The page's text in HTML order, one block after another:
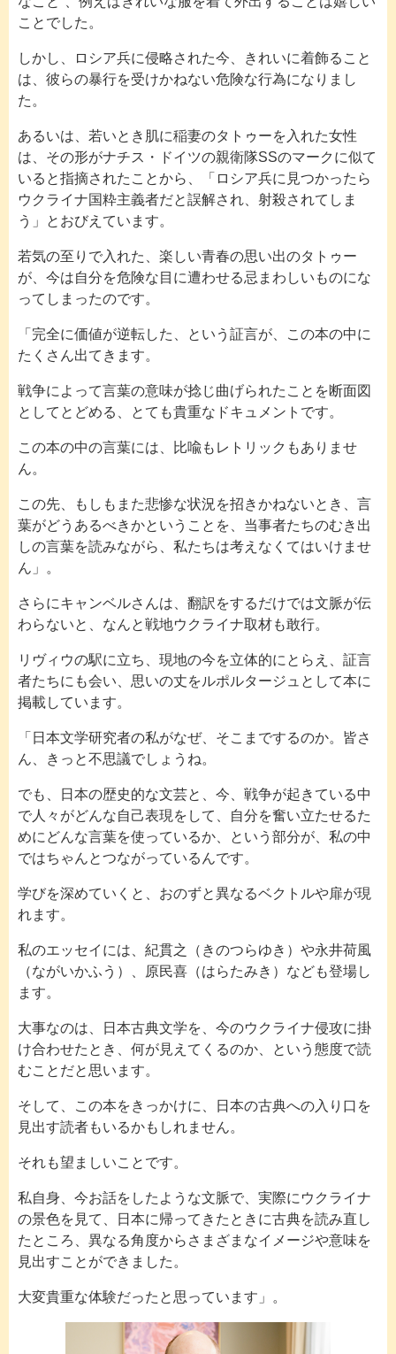
ことでした。
しかし、ロシア兵に侵略された今、きれいに着飾ること
は、彼らの暴行を受けかねない危険な行為になりまし
た。
あるいは、若いとき肌に稲妻のタトゥーを入れた女性
は、その形がナチス・ドイツの親衛隊SSのマークに似て
いると指摘されたことから、「ロシア兵に見つかったら
ウクライナ国粋主義者だと誤解され、射殺されてしま
う」とおびえています。
若気の至りで入れた、楽しい青春の思い出のタトゥー
が、今は自分を危険な目に遭わせる忌まわしいものにな
ってしまったのです。
「完全に価値が逆転した、という証言が、この本の中に
たくさん出てきます。
戦争によって言葉の意味が捻じ曲げられたことを断面図
としてとどめる、とても貴重なドキュメントです。
この本の中の言葉には、比喩もレトリックもありませ
ん。
この先、もしもまた悲惨な状況を招きかねないとき、言
葉がどうあるべきかということを、当事者たちのむき出
しの言葉を読みながら、私たちは考えなくてはいけませ
ん」。
さらにキャンベルさんは、翻訳をするだけでは文脈が伝
わらないと、なんと戦地ウクライナ取材も敢行。
リヴィウの駅に立ち、現地の今を立体的にとらえ、証言
者たちにも会い、思いの丈をルポルタージュとして本に
掲載しています。
「日本文学研究者の私がなぜ、そこまでするのか。皆さ
ん、きっと不思議でしょうね。
でも、日本の歴史的な文芸と、今、戦争が起きている中
で人々がどんな自己表現をして、自分を奮い立たせるた
めにどんな言葉を使っているか、という部分が、私の中
ではちゃんとつながっているんです。
学びを深めていくと、おのずと異なるベクトルや扉が現
れます。
私のエッセイには、紀貫之（きのつらゆき）や永井荷風
（ながいかふう）、原民喜（はらたみき）なども登場し
ます。
大事なのは、日本古典文学を、今のウクライナ侵攻に掛
け合わせたとき、何が見えてくるのか、という態度で読
むことだと思います。
そして、この本をきっかけに、日本の古典への入り口を
見出す読者もいるかもしれません。
それも望ましいことです。
私自身、今お話をしたような文脈で、実際にウクライナ
の景色を見て、日本に帰ってきたときに古典を読み直し
たところ、異なる角度からさまざまなイメージや意味を
見出すことができました。
大変貴重な体験だったと思っています」。